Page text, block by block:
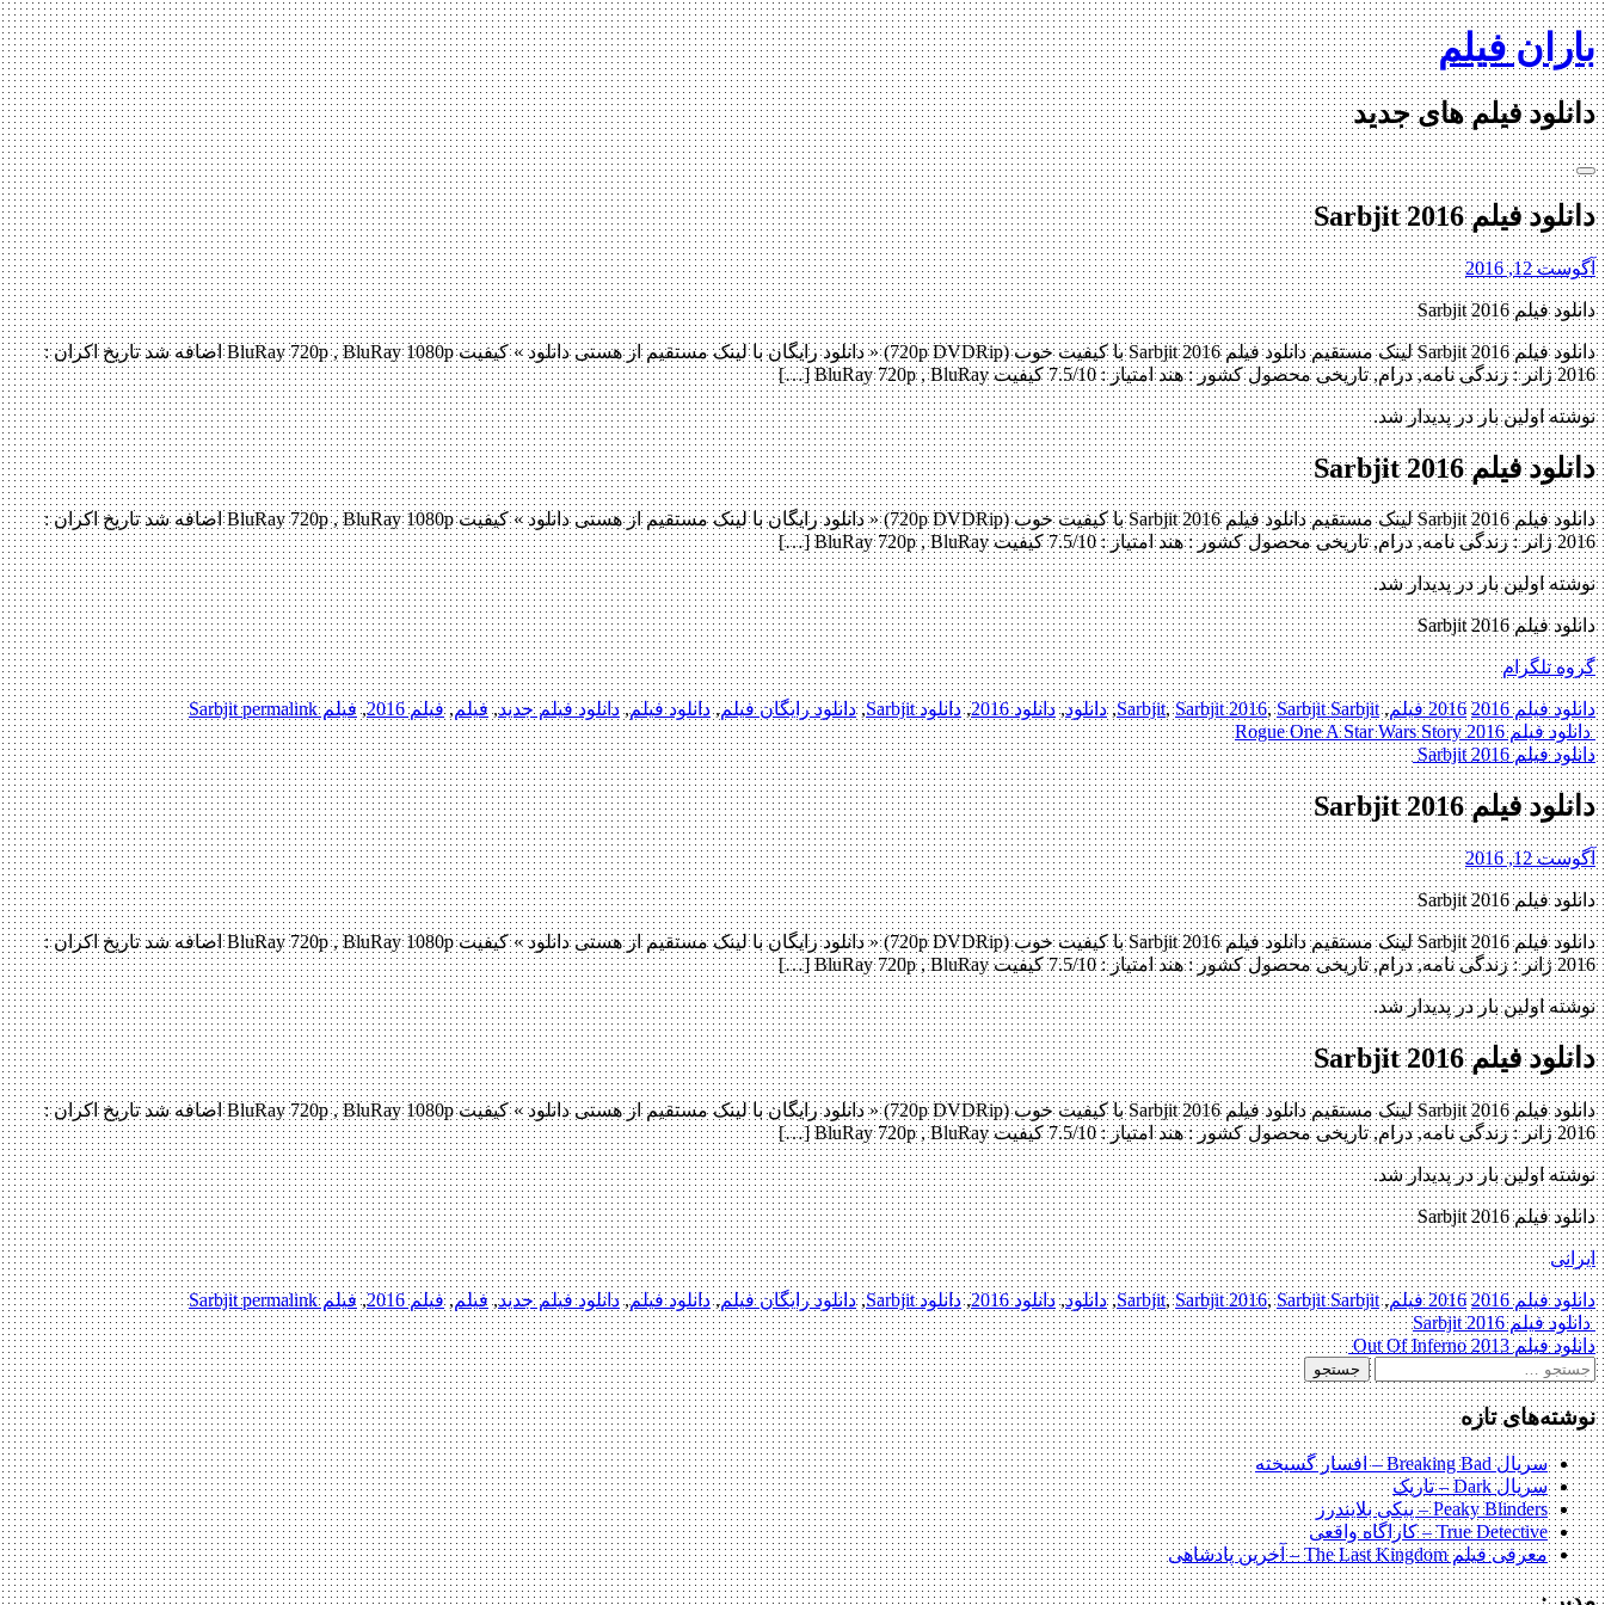
Skip
to
content
باران فیلم
دانلود فیلم های جدید
دانلود فیلم Sarbjit 2016
آگوست 12, 2016
دانلود فیلم Sarbjit 2016
دانلود فیلم Sarbjit 2016 لینک مستقیم دانلود فیلم Sarbjit 2016 با کیفیت خوب (720p DVDRip) « دانلود رایگان با لینک مستقیم از هستی دانلود » کیفیت BluRay 720p , BluRay 1080p اضافه شد تاریخ اکران :
2016 ژانر : زندگی نامه, درام, تاریخی محصول کشور : هند امتیاز : 7.5/10 کیفیت BluRay 720p , BluRay […]
نوشته اولین بار در پدیدار شد.
دانلود فیلم Sarbjit 2016
دانلود فیلم Sarbjit 2016 لینک مستقیم دانلود فیلم Sarbjit 2016 با کیفیت خوب (720p DVDRip) « دانلود رایگان با لینک مستقیم از هستی دانلود » کیفیت BluRay 720p , BluRay 1080p اضافه شد تاریخ اکران :
2016 ژانر : زندگی نامه, درام, تاریخی محصول کشور : هند امتیاز : 7.5/10 کیفیت BluRay 720p , BluRay […]
نوشته اولین بار در پدیدار شد.
دانلود فیلم Sarbjit 2016
گروه تلگرام
دانلود فیلم 2016 2016 فیلم ,
Sarbjit,Sarbjit 2016,Sarbjit Sarbjit
,دانلود,دانلود 2016 ,دانلود Sarbjit ,دانلود رایگان فیلم,دانلود فیلم,دانلود فیلم جدید, فیلم,فیلم 2016 , فیلم Sarbjitpermalink
Post
navigation
دانلود فیلم Rogue One A Star Wars Story 2016
دانلود فیلم Sarbjit 2016
دانلود فیلم Sarbjit 2016
آگوست 12, 2016
دانلود فیلم Sarbjit 2016
دانلود فیلم Sarbjit 2016 لینک مستقیم دانلود فیلم Sarbjit 2016 با کیفیت خوب (720p DVDRip) « دانلود رایگان با لینک مستقیم از هستی دانلود » کیفیت BluRay 720p , BluRay 1080p اضافه شد تاریخ اکران :
2016 ژانر : زندگی نامه, درام, تاریخی محصول کشور : هند امتیاز : 7.5/10 کیفیت BluRay 720p , BluRay […]
نوشته اولین بار در پدیدار شد.
دانلود فیلم Sarbjit 2016
دانلود فیلم Sarbjit 2016 لینک مستقیم دانلود فیلم Sarbjit 2016 با کیفیت خوب (720p DVDRip) « دانلود رایگان با لینک مستقیم از هستی دانلود » کیفیت BluRay 720p , BluRay 1080p اضافه شد تاریخ اکران :
2016 ژانر : زندگی نامه, درام, تاریخی محصول کشور : هند امتیاز : 7.5/10 کیفیت BluRay 720p , BluRay […]
نوشته اولین بار در پدیدار شد.
دانلود فیلم Sarbjit 2016
ایرانی
دانلود فیلم 2016 2016 فیلم ,
Sarbjit,Sarbjit 2016,Sarbjit Sarbjit
,دانلود,دانلود 2016 ,دانلود Sarbjit ,دانلود رایگان فیلم,دانلود فیلم,دانلود فیلم جدید, فیلم,فیلم 2016 , فیلم Sarbjitpermalink
Post
navigation
دانلود فیلم Sarbjit 2016
دانلود فیلم Out Of Inferno 2013
جستجو
برای:
نوشته‌های تازه
سریال Breaking Bad – افسار گسیخته
سریال Dark – تاریک
Peaky Blinders – پیکی بلایندرز
True Detective – کاراگاه واقعی
معرفی فیلم The Last Kingdom – آخرین پادشاهی